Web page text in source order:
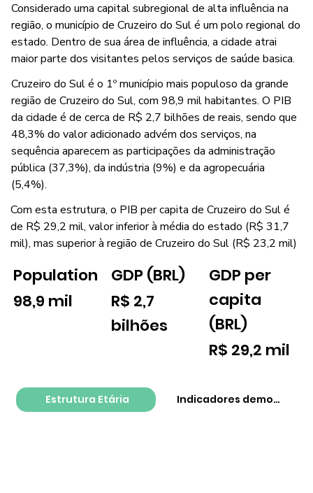
Estrutura Etária Indicadores
Considerado uma capital subregional de alta influência na
região, o município de Cruzeiro do Sul é um polo regional do
estado. Dentro de sua área de influência, a cidade atrai
maior parte dos visitantes pelos serviços de saúde basica.
Cruzeiro do Sul é o 1º município mais populoso da grande
região de Cruzeiro do Sul, com 98,9 mil habitantes. O PIB
da cidade é de cerca de R$ 2,7 bilhões de reais, sendo que
48,3% do valor adicionado advém dos serviços, na
sequência aparecem as participações da administração
pública (37,3%), da indústria (9%) e da agropecuária
(5,4%).
Com esta estrutura, o PIB per capita de Cruzeiro do Sul é
de R$ 29,2 mil, valor inferior à média do estado (R$ 31,7
mil), mas superior à região de Cruzeiro do Sul (R$ 23,2 mil)
Population
98,9 mil
GDP (BRL)
R$ 2,7
bilhões
GDP per
capita
(BRL)
R$ 29,2 mil